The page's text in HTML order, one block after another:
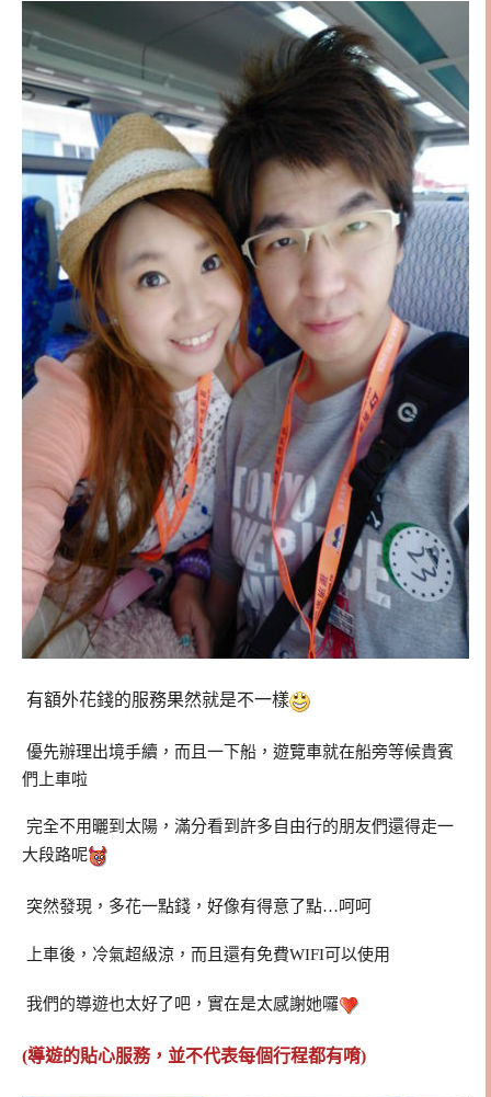
有額外花錢的服務果然就是不一樣
優先辦理出境手續，而且一下船，遊覽車就在船旁等候貴賓
們上車啦
完全不用曬到太陽，滿分看到許多自由行的朋友們還得走一
大段路呢
突然發現，多花一點錢，好像有得意了點…呵呵
上車後，冷氣超級涼，而且還有免費WIFI可以使用
我們的導遊也太好了吧，實在是太感謝她囉
(導遊的貼心服務，並不代表每個行程都有唷)